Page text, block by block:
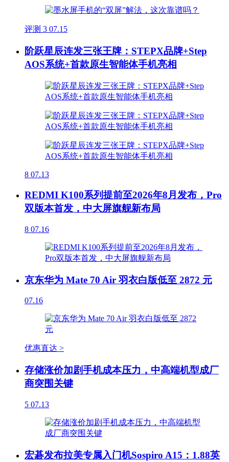
评测 3 07.15
阶跃星辰连发三张王牌：STEPX品牌+Step
AOS系统+首款原生智能体手机亮相
8 07.13
REDMI K100系列提前至2026年8月发布，Pro
双版本首发，中大屏旗舰新布局
8 07.16
京东华为 Mate 70 Air 羽衣白版低至 2872 元
07.16
优惠直达 >
存储涨价加剧手机成本压力，中高端机型成厂
商突围关键
5 07.13
宏碁发布拉美专属入门机Sospiro A15：1.88英